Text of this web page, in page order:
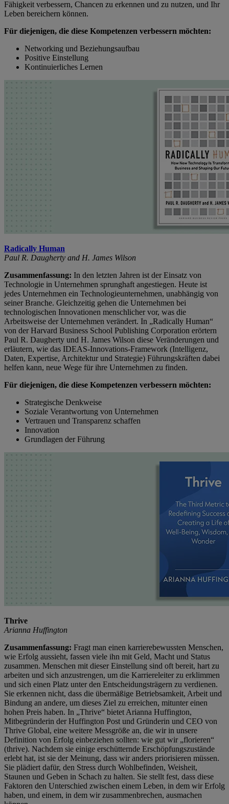
Fähigkeit verbessern, Chancen zu erkennen und zu nutzen, und Ihr
Leben bereichern können.
Für diejenigen, die diese Kompetenzen verbessern möchten:
Networking und Beziehungsaufbau
Positive Einstellung
Kontinuierliches Lernen
Radically Human
Paul R. Daugherty and H. James Wilson
Zusammenfassung: In den letzten Jahren ist der Einsatz von
Technologie in Unternehmen sprunghaft angestiegen. Heute ist
jedes Unternehmen ein Technologieunternehmen, unabhängig von
seiner Branche. Gleichzeitig gehen die Unternehmen bei
technologischen Innovationen menschlicher vor, was die
Arbeitsweise der Unternehmen verändert. In „Radically Human“
von der Harvard Business School Publishing Corporation erörtern
Paul R. Daugherty und H. James Wilson diese Veränderungen und
erläutern, wie das IDEAS-Innovations-Framework (Intelligenz,
Daten, Expertise, Architektur und Strategie) Führungskräften dabei
helfen kann, neue Wege für ihre Unternehmen zu finden.
Für diejenigen, die diese Kompetenzen verbessern möchten:
Strategische Denkweise
Soziale Verantwortung von Unternehmen
Vertrauen und Transparenz schaffen
Innovation
Grundlagen der Führung
Thrive
Arianna Huffington
Zusammenfassung: Fragt man einen karrierebewussten Menschen,
wie Erfolg aussieht, fassen viele ihn mit Geld, Macht und Status
zusammen. Menschen mit dieser Einstellung sind oft bereit, hart zu
arbeiten und sich anzustrengen, um die Karriereleiter zu erklimmen
und sich einen Platz unter den Entscheidungsträgern zu verdienen.
Sie erkennen nicht, dass die übermäßige Betriebsamkeit, Arbeit und
Bindung an andere, um dieses Ziel zu erreichen, mitunter einen
hohen Preis haben. In „Thrive“ bietet Arianna Huffington,
Mitbegründerin der Huffington Post und Gründerin und CEO von
Thrive Global, eine weitere Messgröße an, die wir in unsere
Definition von Erfolg einbeziehen sollten: wie gut wir „florieren“
(thrive). Nachdem sie einige erschütternde Erschöpfungszustände
erlebt hat, ist sie der Meinung, dass wir anders priorisieren müssen.
Sie plädiert dafür, den Stress durch Wohlbefinden, Weisheit,
Staunen und Geben in Schach zu halten. Sie stellt fest, dass diese
Faktoren den Unterschied zwischen einem Leben, in dem wir Erfolg
haben, und einem, in dem wir zusammenbrechen, ausmachen